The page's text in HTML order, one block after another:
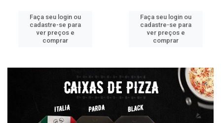
Faça seu login ou
cadastre-se para
ver preços e
comprar
Faça seu login ou
cadastre-se para
ver preços e
comprar